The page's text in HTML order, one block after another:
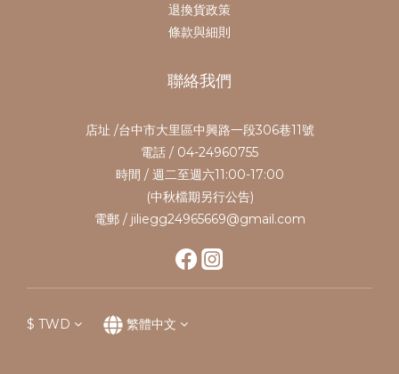
退換貨政策
條款與細則
聯絡我們
店址 /台中市大里區中興路一段306巷11號
電話 / 04-24960755
時間 / 週二至週六11:00-17:00
(中秋檔期另行公告)
電郵 / jiliegg24965669@gmail.com
$ TWD 繁體中文